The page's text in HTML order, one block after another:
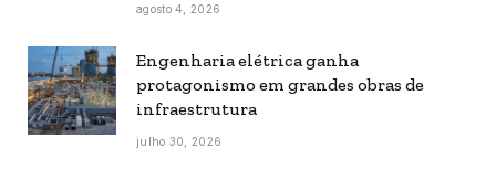
agosto 4, 2026
Engenharia elétrica ganha
protagonismo em grandes obras de
infraestrutura
julho 30, 2026